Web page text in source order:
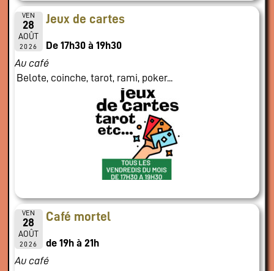
VEN
28
AOÛT
2026
Jeux de cartes
De 17h30 à 19h30
Au café
Belote, coinche, tarot, rami, poker...
VEN
28
AOÛT
2026
Café mortel
de 19h à 21h
Au café